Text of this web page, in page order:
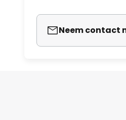
Neem contact